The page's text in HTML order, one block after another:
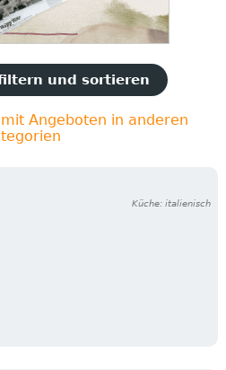
und sortieren
Angeboten in anderen
Küche: italienisch